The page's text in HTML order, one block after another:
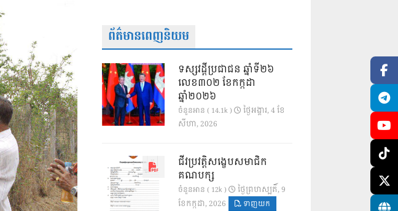
ព័ត៌មានពេញនិយម
ទស្សវដ្តីប្រជាជន ឆ្នាំទី២៦
លេខ៣០២ ខែកក្កដា
ឆ្នាំ២០២៦
ចំនួនអាន ( 14.1k )
ថ្ងៃ​អង្គារ, 4 ខែ​
សីហា, 2026
ជីវប្រវត្តិសង្ខេបសមាជិក
គណបក្ស
ចំនួនអាន ( 12k )
ថ្ងៃ​ព្រហស្បតិ៍, 9
ខែ​កក្កដា, 2026
ទាញយក